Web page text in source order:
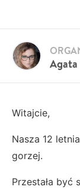
Agata
Witajcie,
Nasza 12
gorzej.
Przestała być